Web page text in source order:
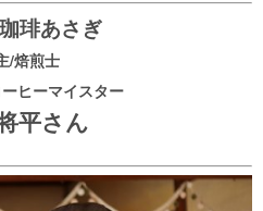
琲あさぎ
/焙煎士
ヒーマイスター
平さん